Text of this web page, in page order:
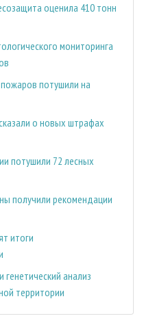
оценила 410 тонн
мониторинга
потушили на
о новых штрафах
потушили 72 лесных
получили рекомендации
итоги
генетический анализ
территории